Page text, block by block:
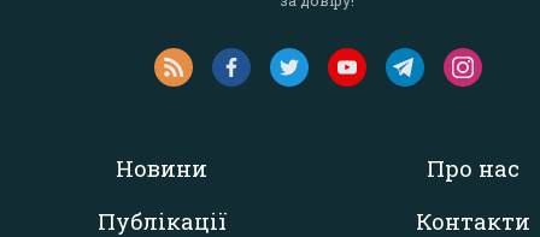
Новини
Публікації
Про нас
Контакти